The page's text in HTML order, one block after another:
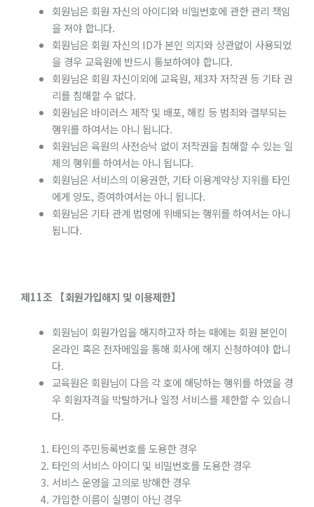
회원님은 회원 자신의 아이디와 비밀번호에 관한 관리 책임
을 져야 합니다.
회원님은 회원 자신의 ID가 본인 의지와 상관없이 사용되었
을 경우 교육원에 반드시 통보하여야 합니다.
회원님은 회원 자신이외에 교육원, 제3자 저작권 등 기타 권
리를 침해할 수 없다.
회원님은 바이러스 제작 및 배포, 해킹 등 범죄와 결부되는
행위를 하여서는 아니 됩니다.
회원님은 육원의 사전승낙 없이 저작권을 침해할 수 있는 일
체의 행위를 하여서는 아니 됩니다.
회원님은 서비스의 이용권한, 기타 이용계약상 지위를 타인
에게 양도, 증여하여서는 아니 됩니다.
회원님은 기타 관계 법령에 위배되는 행위를 하여서는 아니
됩니다.
제11조 【회원가입해지 및 이용제한】
회원님이 회원가입을 해지하고자 하는 때에는 회원 본인이
온라인 혹은 전자메일을 통해 회사에 해지 신청하여야 합니
다.
교육원은 회원님이 다음 각 호에 해당하는 행위를 하였을 경
우 회원자격을 박탈하거나 일정 서비스를 제한할 수 있습니
다.
타인의 주민등록번호를 도용한 경우
타인의 서비스 아이디 및 비밀번호를 도용한 경우
서비스 운영을 고의로 방해한 경우
가입한 이름이 실명이 아닌 경우